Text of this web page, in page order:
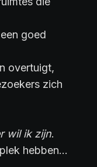
goed
overtuigt,
zich
wil ik zijn.
hebben…